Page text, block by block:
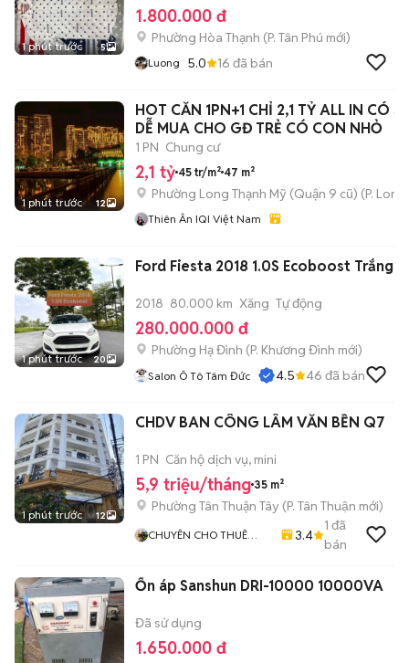
1 phút trước 5
1.800.000 đ
Phường Hòa Thạnh (P. Tân Phú mới)
Luong 5.0 16 đã bán
1 phút trước 12
HOT CĂN 1PN+1 CHỈ 2,1 TỶ ALL IN CÓ
DỄ MUA CHO GĐ TRẺ CÓ CON NHỎ
1 PN Chung cư
2,1 tỷ 45 tr/m² 47 m²
Phường Long Thạnh Mỹ (Quận 9 cũ) (P.
Thiên Ân IQI Việt Nam
1 phút trước 20
Ford Fiesta 2018 1.0S Ecoboost Trắng
2018 80.000 km Xăng Tự động
280.000.000 đ
Phường Hạ Đình (P. Khương Đình mới)
Salon Ô Tô Tâm Đức 4.5 46 đã bán
1 phút trước 12
CHDV BAN CÔNG LÂM VĂN BỀN Q7
1 PN Căn hộ dịch vụ, mini
5,9 triệu/tháng 35 m²
Phường Tân Thuận Tây (P. Tân Thuận mới)
CHUYÊN CHO THUÊ
3.4
1 đã
bán
Ổn áp Sanshun DRI-10000 10000VA
Đã sử dụng
1.650.000 đ